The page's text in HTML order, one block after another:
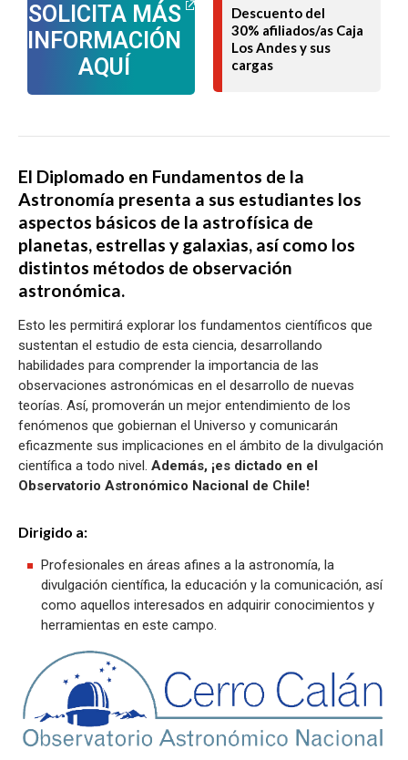
SOLICITA MÁS
INFORMACIÓN
AQUÍ
Descuento del
30% afiliados/as Caja
Los Andes y sus
cargas
El Diplomado en Fundamentos de la
Astronomía presenta a sus estudiantes los
aspectos básicos de la astrofísica de
planetas, estrellas y galaxias, así como los
distintos métodos de observación
astronómica.
Esto les permitirá explorar los fundamentos científicos que
sustentan el estudio de esta ciencia, desarrollando
habilidades para comprender la importancia de las
observaciones astronómicas en el desarrollo de nuevas
teorías. Así, promoverán un mejor entendimiento de los
fenómenos que gobiernan el Universo y comunicarán
eficazmente sus implicaciones en el ámbito de la divulgación
científica a todo nivel. Además, ¡es dictado en el
Observatorio Astronómico Nacional de Chile!
Dirigido a:
Profesionales en áreas afines a la astronomía, la
divulgación científica, la educación y la comunicación, así
como aquellos interesados en adquirir conocimientos y
herramientas en este campo.